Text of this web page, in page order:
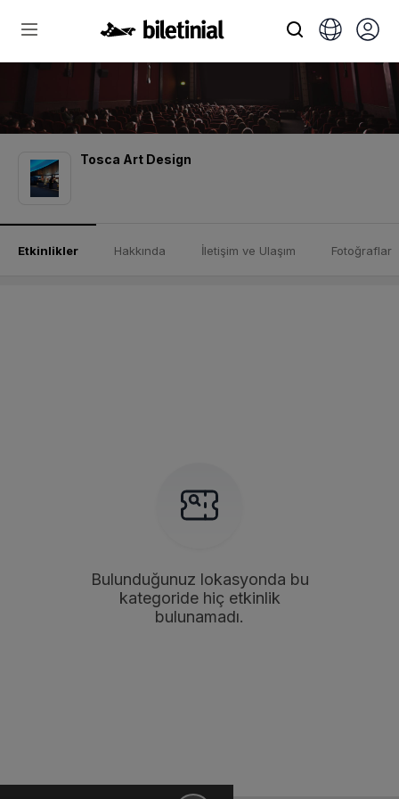
Tosca Art Design
Etkinlikler Hakkında İletişim ve Ulaşım Fotoğraflar
Bulunduğunuz lokasyonda bu
kategoride hiç etkinlik
bulunamadı.